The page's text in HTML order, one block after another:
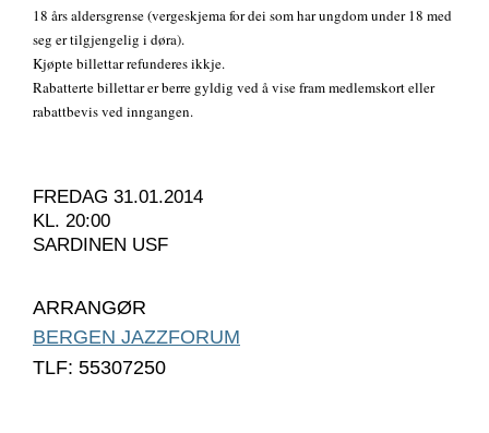
18 års aldersgrense (vergeskjema for dei som har ungdom under 18 med
seg er tilgjengelig i døra).
Kjøpte billettar refunderes ikkje.
Rabatterte billettar er berre gyldig ved å vise fram medlemskort eller
rabattbevis ved inngangen.
FREDAG 31.01.2014
KL. 20:00
SARDINEN USF
ARRANGØR
BERGEN JAZZFORUM
TLF: 55307250